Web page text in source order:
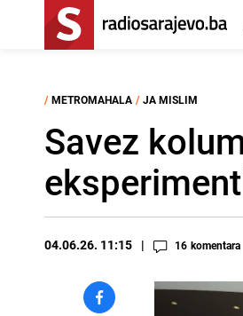
/ METROMAHALA / JA MISLIM
Savez
04.06.26. 11:15 16 komentara